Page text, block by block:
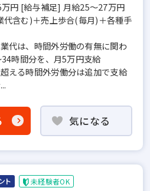
円 [給与補足] 月給25～27万円
代含む)＋売上歩合(毎月)＋各種手
代は、時間外労働の有無に関わ
時間分を、月5万円支給
える時間外労働分は追加で支給
気になる
ト 未経験者OK